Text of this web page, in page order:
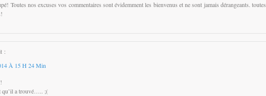
Toutes nos excuses vos commentaires sont évidemment les bienvenus et ne sont jamais dérangeants. toutes
:
À 15 H 24 Min
qu’il a trouvé….. ;(